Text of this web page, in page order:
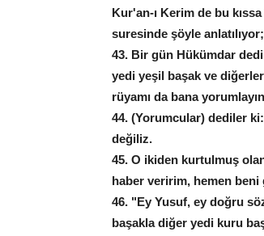
Kur'an-ı Kerim de bu
suresinde şöyle anlatılıyor;
43. Bir gün Hükümdar
yedi yeşil başak ve
rüyamı da bana
44. (Yorumcular) dediler
değiliz.
45. O ikiden kurtulmuş
haber veririm, hemen
46. "Ey Yusuf, ey doğru
başakla diğer yedi kuru